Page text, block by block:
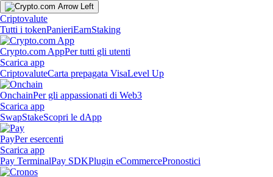
Criptovalute
Tutti i tokenPanieriEarnStaking
Crypto.com AppPer tutti gli utenti
Scarica app
CriptovaluteCarta prepagata VisaLevel Up
OnchainPer gli appassionati di Web3
Scarica app
SwapStakeScopri le dApp
PayPer esercenti
Scarica app
Pay TerminalPay SDKPlugin eCommercePronostici